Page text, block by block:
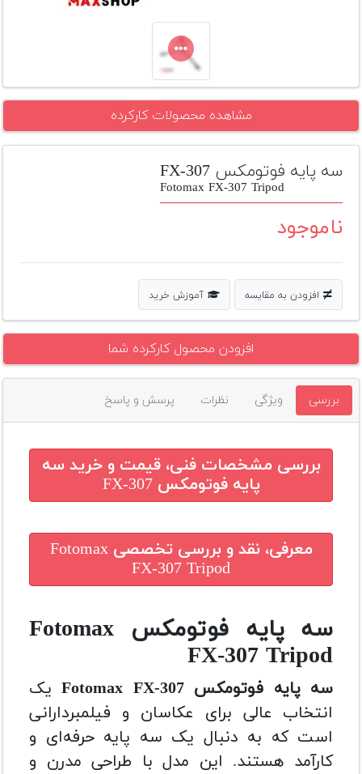
افزودن
دست
دوم
قیمت
دوربین
مشاهده محصولات کارکرده
سه پایه فوتومکس FX-307
Fotomax FX-307 Tripod
ناموجود
افزودن به مقایسه آموزش خرید
افزودن محصول کارکرده شما
بررسی ویژگی نظرات پرسش و پاسخ
بررسی مشخصات فنی، قیمت و خریدسه
پایه فوتومکس FX-307
معرفی، نقد و بررسی تخصصیFotomax
FX-307 Tripod
سه پایه فوتومکس Fotomax
FX-307 Tripod
سه پایه فوتومکس Fotomax FX-307
یک
انتخاب عالی برای عکاسان و فیلمبردارانی
است که به دنبال یک سه پایه حرفه‌ای و
کارآمد هستند. این مدل با طراحی مدرن و